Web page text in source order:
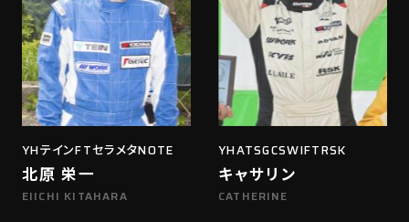
YHテインFTセラメタNOTE
北原 栄一
EIICHI KITAHARA
YHATSGCSWIFTRSK
キャサリン
CATHERINE